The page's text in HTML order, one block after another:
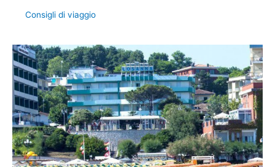
Consigli di viaggio